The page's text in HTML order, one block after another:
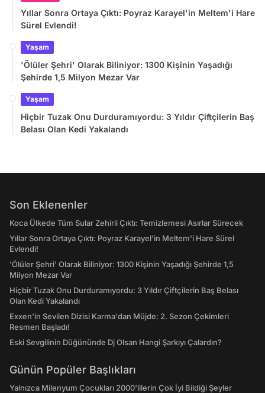
Yıllar Sonra Ortaya Çıktı: Poyraz Karayel'in Meltem'i Hare
Sürel Evlendi!
Yaşam
'Ölüler Şehri' Olarak Biliniyor: 1300 Kişinin Yaşadığı
Şehirde 1,5 Milyon Mezar Var
Yaşam
Hiçbir Tuzak Onu Durduramıyordu: 3 Yıldır Çiftçilerin Baş
Belası Olan Kedi Yakalandı
Son Eklenenler
Koca Ülkede Tüm Sular Zehirli Çıktı: Temizlemesi Asırlar Sürecek
Yıllar Sonra Ortaya Çıktı: Poyraz Karayel'in Meltem'i Hare Sürel
Evlendi!
'Ölüler Şehri' Olarak Biliniyor: 1300 Kişinin Yaşadığı Şehirde 1,5
Milyon Mezar Var
Hiçbir Tuzak Onu Durduramıyordu: 3 Yıldır Çiftçilerin Baş Belası
Olan Kedi Yakalandı
Exxen'in Sevilen Dizisi Karma'dan Müjde: 2. Sezon Çekimleri
Resmen Başladı!
Eski Sevgilinin Düğününde Dj Olsan Hangi Şarkıyı Çalardın?
Günün Popüler Başlıkları
Yalnızca Milenyum Çocukları 2000'lilerin Çok İyi Bildiği Şeyler